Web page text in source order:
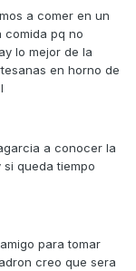
a comer en un
comida pq no
lo mejor de la
en horno de
a conocer la
queda tiempo
para tomar
creo que sera